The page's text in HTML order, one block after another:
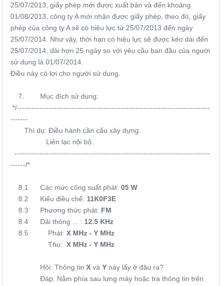
25/07/2013, giấy phép mới được xuất bản và đến khoảng
01/08/2013, công ty A mới nhận được giấy phép, theo đó, giấy
phép của công ty A sẽ có hiệu lực từ 25/07/2013 đến ngày
25/07/2014. Như vậy, thời hạn có hiệu lực sẽ được kéo dài đến
25/07/2014, dài hơn 25 ngày so với yêu cầu ban đầu của người
sử dụng là 01/07/2014.
Điều này có lợi cho người sử dụng.
7. Mục đích sử dụng:
*/------------------------------------------------------------------------------
-------
Thí dụ: Điều hành cần cẩu xây dựng.
Liên lạc nội bộ.
-------------------------------------------------------------------------------
------/*
8.1 Các mức công suất phát: 05 W
8.2
Kiểu điều chế: 11K0F3E
8.3 Phương thức phát: FM
8.4 Dải thông ... : 12.5 KHz
8.5 Phát: X MHz - Y MHz
Thu: X MHz - Y MHz
Hỏi: Thông tin X và Y này lấy ở đâu ra?
Đáp: Nằm phía sau lưng máy hoặc tra thông tin trên